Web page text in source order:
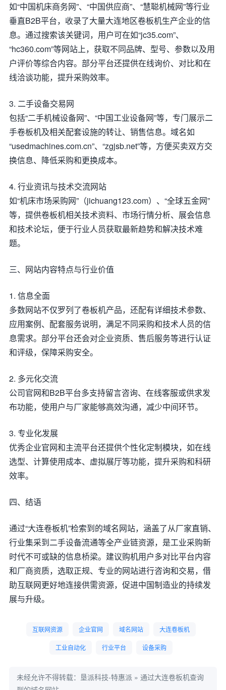
如“中国机床商务网”、“中国供应商”、“慧聪机械网”等行业
垂直B2B平台，收录了大量大连地区卷板机生产企业的信
息。通过搜索该关键词，用户可在如“jc35.com”、
“hc360.com”等网站上，获取不同品牌、型号、参数以及用
户评价等综合内容。部分平台还提供在线询价、对比和在
线洽谈功能，提升采购效率。
3. 二手设备交易网
包括“二手机械设备网”、“中国工业设备网”等，专门展示二
手卷板机及相关配套设施的转让、销售信息。域名如
“usedmachines.com.cn”、“zgjsb.net”等，方便买卖双方交
换信息、降低采购和更换成本。
4. 行业资讯与技术交流网站
如“机床市场采购网”（jichuang123.com）、“全球五金网”
等，提供卷板机相关技术资料、市场行情分析、展会信息
和技术论坛，便于行业人员获取最新趋势和解决技术难
题。
三、网站内容特点与行业价值
1. 信息全面
多数网站不仅罗列了卷板机产品，还配有详细技术参数、
应用案例、配套服务说明，满足不同采购和技术人员的信
息需求。部分平台还会对企业资质、售后服务等进行认证
和评级，保障采购安全。
2. 多元化交流
公司官网和B2B平台多支持留言咨询、在线客服或供求发
布功能，使用户与厂家能够高效沟通，减少中间环节。
3. 专业化发展
优秀企业官网和主流平台还提供个性化定制模块，如在线
选型、计算使用成本、虚拟展厅等功能，提升采购和科研
效率。
四、结语
通过“大连卷板机”检索到的域名网站，涵盖了从厂家直销、
行业集采到二手设备流通等全产业链资源，是工业采购新
时代不可或缺的信息桥梁。建议购机用户多对比平台内容
和厂商资质，选取正规、专业的网站进行咨询和交易，借
助互联网更好地连接供需资源，促进中国制造业的持续发
展与升级。
互联网资源 企业官网 域名网站 大连卷板机
工业自动化 行业平台 设备采购
未经允许不得转载： 垦派科技-特惠派 » 通过大连卷板机查询